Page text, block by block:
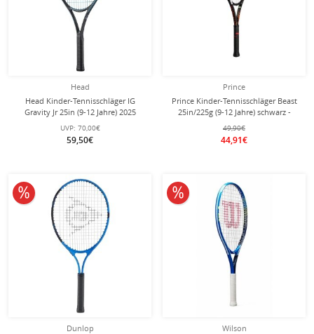
Head
Head Kinder-Tennisschläger IG
Gravity Jr 25in (9-12 Jahre) 2025
schwarz/blau - besaitet -
UVP: 70,00€
59,50€
Prince
Prince Kinder-Tennisschläger Beast
25in/225g (9-12 Jahre) schwarz -
besaitet -
49,90€
44,91€
Dunlop
10% reduziert
Wilson
10% reduziert